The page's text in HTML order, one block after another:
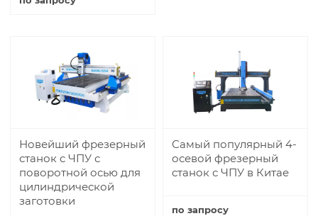
Новейший фрезерный
станок с ЧПУ с
поворотной осью для
цилиндрической
заготовки
Самый популярный 4-
осевой фрезерный
станок с ЧПУ в Китае
по запросу